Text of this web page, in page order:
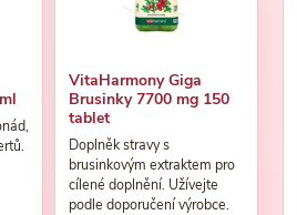
VitaHarmony Giga
Brusinky 7700 mg 150
tablet
Doplněk stravy s
brusinkovým extraktem pro
cílené doplnění. Užívejte
podle doporučení výrobce.